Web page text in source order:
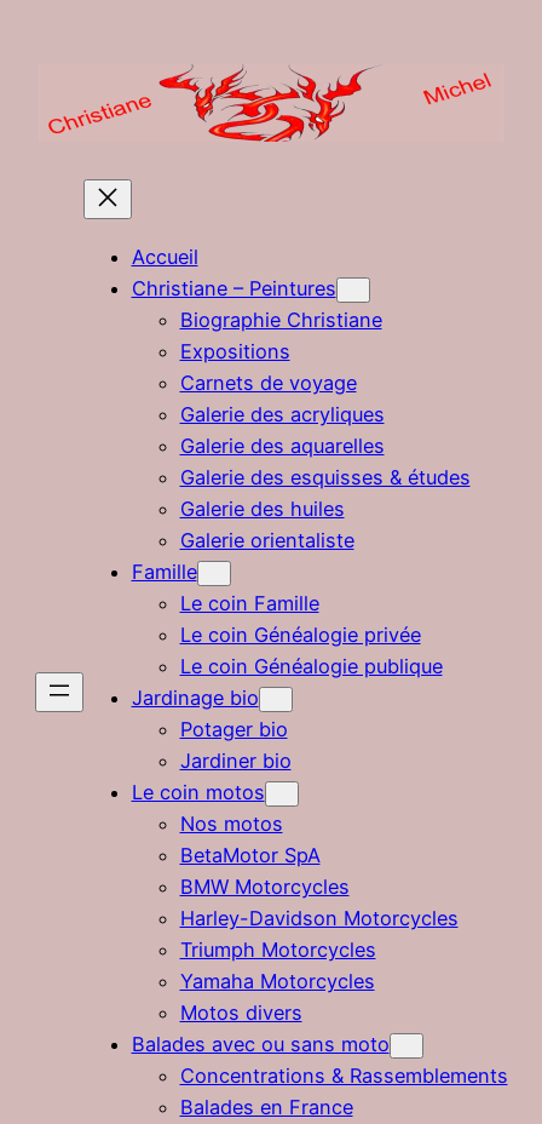
Accueil
Christiane – Peintures
Biographie Christiane
Expositions
Carnets de voyage
Galerie des acryliques
Galerie des aquarelles
Galerie des esquisses & études
Galerie des huiles
Galerie orientaliste
Famille
Le coin Famille
Le coin Généalogie privée
Le coin Généalogie publique
Jardinage bio
Potager bio
Jardiner bio
Le coin motos
Nos motos
BetaMotor SpA
BMW Motorcycles
Harley-Davidson Motorcycles
Triumph Motorcycles
Yamaha Motorcycles
Motos divers
Balades avec ou sans moto
Concentrations & Rassemblements
Balades en France